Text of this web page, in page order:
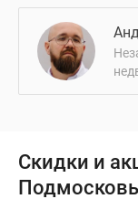
коммерческих
ведется
Описание ЖК
Марусино
новостройки
Скидки и